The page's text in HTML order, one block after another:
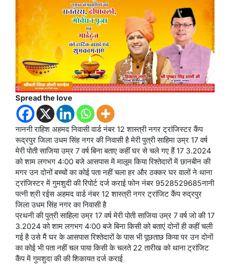
Spread the love
नाननी राहिश अहमद निवासी वार्ड नंबर 12 शास्त्री नगर ट्रांजिस्टर कैंप
रूद्रपुर जिला उधम सिंह नगर की निवासी है मेरी पुत्री साहिमा उम्र 17 वर्ष
मेरी पोती साजिया उम्र 7 वर्ष बिना बताए कहीं घर से चले गए हैं 17 3.2024
को शाम लगभग 4:00 बजे आसपास में मालूम किया रिश्तेदारों में छानबीन की
मगर उन दोनों बच्चों का कोई पता नहीं चला हर और ठक्कर घर वालों ने थाना
ट्रांजिस्टर में गुमशुदी की रिपोर्ट दर्ज कराई फोन नंबर 9528529685नानी
पत्नी श्री रईस अहमद वार्ड नंबर 12 शास्त्री नगर ट्रांजिट कैंप रुद्रपुर
जिला उधम सिंह नगर का निवासी है
प्रथनी की पुत्री साहिला उम्र 17 वर्ष मेरी पोती साजिया उम्र 7 वर्ष जो की 17
3.2024 को शाम लगभग 4:00 बजे बिना किसी को बताएं दोनों ही कहीं चली
गई है उसे मैं घर के आसपास रिश्तेदारों के पास भी पूछताछ किया पर उन दोनों
का कोई भी पता नहीं चल पाया किसी के चलते 22 तारीख को थाना ट्रांजिट
कैंप में गुमशुदा की की शिकायत दर्ज कराई